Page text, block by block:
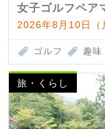
女子ゴルフペア
2026年8月10日（
ゴルフ 趣味
旅・くらし